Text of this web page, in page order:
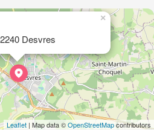
Desvres
×
Leaflet | Map data ©OpenStreetMapcontributors